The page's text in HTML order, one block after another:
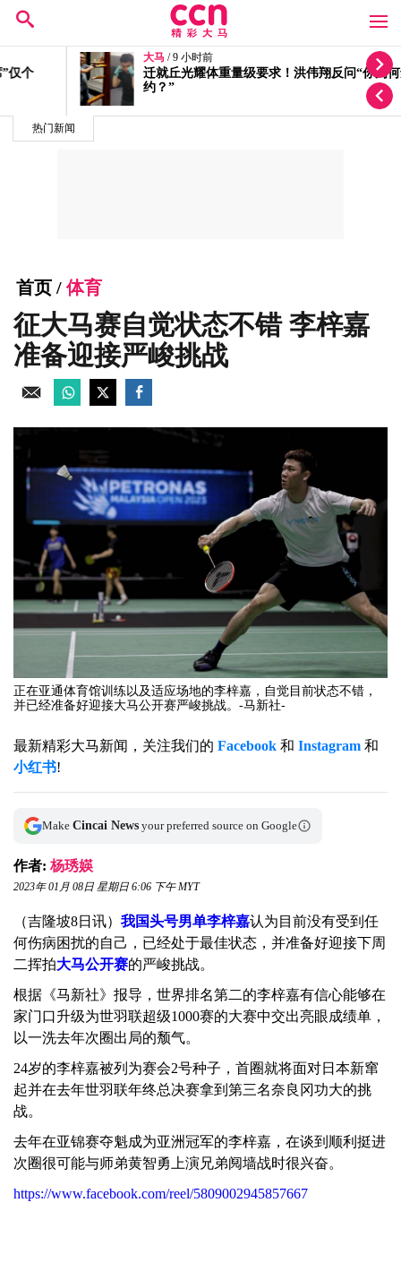
热门新闻
大马 / 9 小时前
迁就丘光耀体重量级要求！洪伟翔反问“你为何还不签
约？”
首页 / 体育
征大马赛自觉状态不错 李梓嘉
准备迎接严峻挑战
正在亚通体育馆训练以及适应场地的李梓嘉，自觉目前状态不错，
并已经准备好迎接大马公开赛严峻挑战。-马新社-
最新精彩大马新闻，关注我们的 Facebook 和 Instagram 和
小红书!
Make Cincai News your preferred source on Google
作者: 杨琇媖
2023年 01月 08日 星期日 6:06 下午 MYT
（吉隆坡8日讯） 我国头号男单李梓嘉认为目前没有受到任
何伤病困扰的自己，已经处于最佳状态，并准备好迎接下周
二挥拍大马公开赛的严峻挑战。
根据《马新社》报导，世界排名第二的李梓嘉有信心能够在
家门口升级为世羽联超级1000赛的大赛中交出亮眼成绩单，
以一洗去年次圈出局的颓气。
24岁的李梓嘉被列为赛会2号种子，首圈就将面对日本新窜
起并在去年世羽联年终总决赛拿到第三名奈良冈功大的挑
战。
去年在亚锦赛夺魁成为亚洲冠军的李梓嘉，在谈到顺利挺进
次圈很可能与师弟黄智勇上演兄弟阋墙战时很兴奋。
https://www.facebook.com/reel/5809002945857667